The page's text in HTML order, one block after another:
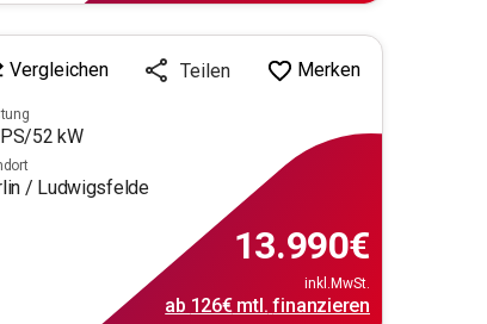
Vergleichen Teilen Merken
PS/52 kW
/ Ludwigsfelde
13.990€
inkl.MwSt.
ab 126€mtl. finanzieren